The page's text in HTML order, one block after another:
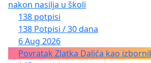
nakon nasilja u školi
138 potpisi
138 Potpisi / 30 dana
6 Aug 2026
Povratak Zlatka Dalića kao